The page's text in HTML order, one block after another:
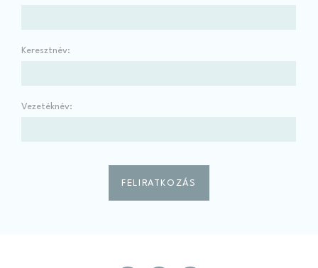
Keresztnév:
Vezetéknév: